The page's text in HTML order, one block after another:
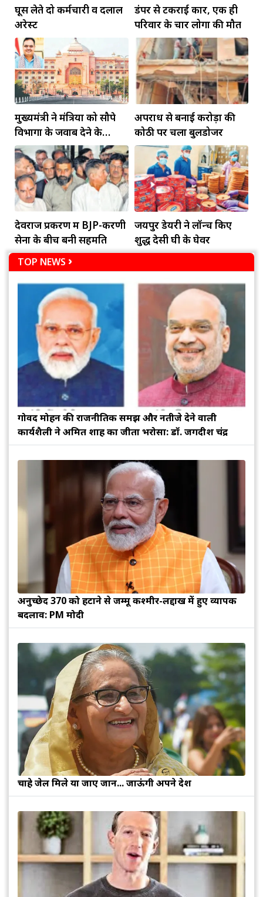
घूस लेते दो कर्मचारी व दलाल
अरेस्ट
डंपर से टकराई कार, एक ही
परिवार के चार लोगों की मौत
मुख्यमंत्री ने मंत्रियों को सौपे
विभागों के जवाब देने के
दायित्व
अपराध से बनाई करोड़ों की
कोठी पर चला बुलडोजर
देवराज प्रकरण में BJP-करणी
सेना के बीच बनी सहमति
जयपुर डेयरी ने लॉन्च किए
शुद्ध देसी घी के घेवर
TOP NEWS
गोविंद मोहन की राजनीतिक समझ और नतीजे देने वाली
कार्यशैली ने अमित शाह का जीता भरोसा: डॉ. जगदीश चंद्र
अनुच्छेद 370 को हटाने से जम्मू कश्मीर-लद्दाख में हुए व्यापक
बदलाव: PM मोदी
चाहे जेल मिले या जाए जान... जाऊंगी अपने देश